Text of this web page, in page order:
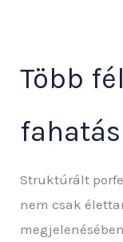
Több
fahatás
Struktúrált
nem csak